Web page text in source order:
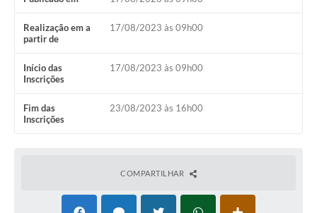
Tributos
Lançadoria
Diário Oficial
Agenda
Reforma Agrária
Realização em a
partir de
17/08/2023 às 09h00
Início das
Inscrições
17/08/2023 às 09h00
Fim das
Inscrições
23/08/2023 às 16h00
COMPARTILHAR